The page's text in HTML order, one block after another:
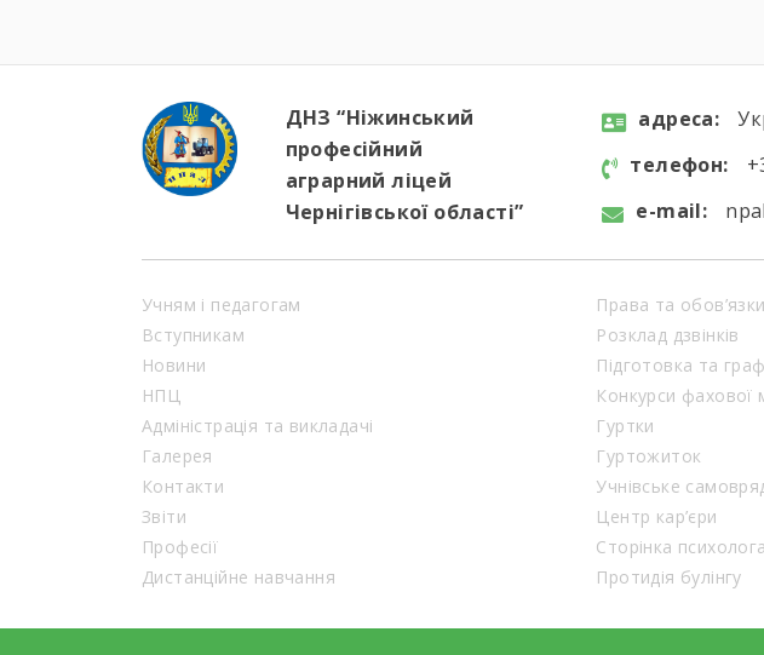
ДНЗ “Ніжинський
професійний
аграрний ліцей
Чернігівської області”
aдресa:
телефон:
e-mail:
Учням і педагогам
Вступникам
Новини
НПЦ
Адміністрація та викладачі
Галерея
Контакти
Звіти
Професії
Дистанційне навчання
Права та
Розклад дзвінків
Підготовка та
Конкурси фахової
Гуртки
Гуртожиток
Учнівське
Центр кар’єри
Сторінка психолога
Протидія булінгу